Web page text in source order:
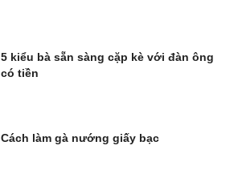
5 kiểu bà sẵn sàng cặp kè với đàn ông
có tiền
Cách làm gà nướng giấy bạc